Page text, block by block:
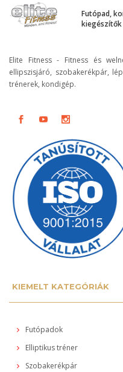
Futópad,
Elite Fitness - Fitness és
ellipszisjáró, szobakerékpár,
trénerek, kondigép.
KIEMELT KATEGÓRIÁK
Futópadok
Elliptikus tréner
Szobakerékpár